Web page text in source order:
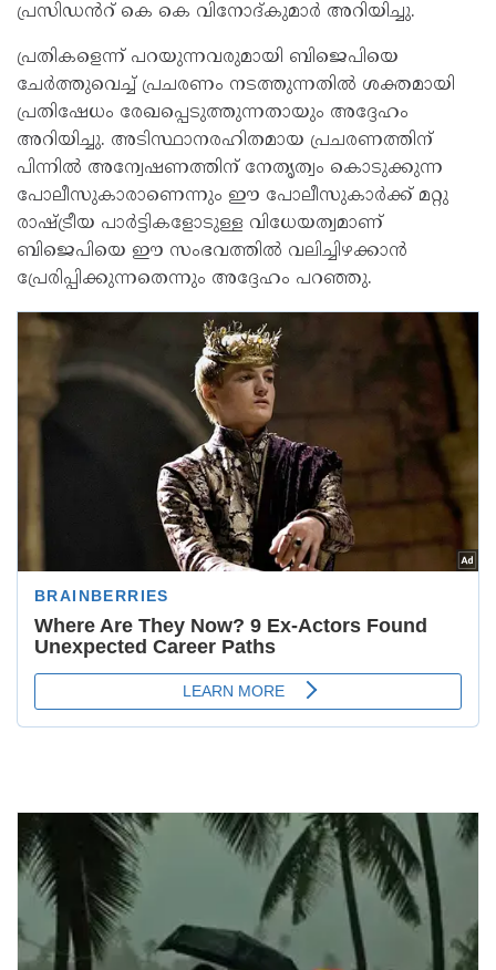
പ്രസിഡൻറ് കെ കെ വിനോദ്കുമാർ അറിയിച്ചു.
പ്രതികളെന്ന് പറയുന്നവരുമായി ബിജെപിയെ
ചേർത്തുവെച്ച് പ്രചരണം നടത്തുന്നതിൽ ശക്തമായി
പ്രതിഷേധം രേഖപ്പെടുത്തുന്നതായും അദ്ദേഹം
അറിയിച്ചു. അടിസ്ഥാനരഹിതമായ പ്രചരണത്തിന്
പിന്നിൽ അന്വേഷണത്തിന് നേതൃത്വം കൊടുക്കുന്ന
പോലീസുകാരാണെന്നും ഈ പോലീസുകാർക്ക് മറ്റു
രാഷ്ട്രീയ പാർട്ടികളോടുള്ള വിധേയത്വമാണ്
ബിജെപിയെ ഈ സംഭവത്തിൽ വലിച്ചിഴക്കാൻ
പ്രേരിപ്പിക്കുന്നതെന്നും അദ്ദേഹം പറഞ്ഞു.